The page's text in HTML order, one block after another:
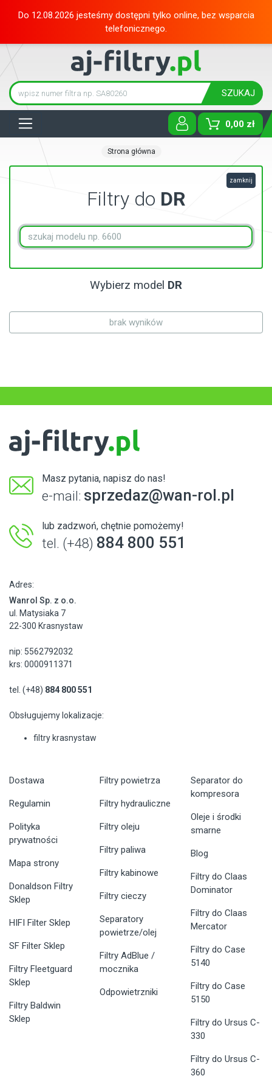
Do 12.08.2026 jesteśmy dostępni tylko online, bez wsparcia
telefonicznego.
SZUKAJ
0,00 zł
Strona główna
Filtry do DR
zamknij
Wybierz model DR
brak wyników
Masz pytania, napisz do nas!
e-mail: sprzedaz@wan-rol.pl
lub zadzwoń, chętnie pomożemy!
tel. (+48) 884 800 551
Adres:
Wanrol Sp. z o.o.
ul. Matysiaka 7
22-300 Krasnystaw
nip: 5562792032
krs: 0000911371
tel. (+48) 884 800 551
Obsługujemy lokalizacje:
filtry krasnystaw
Dostawa
Regulamin
Polityka
prywatności
Mapa strony
Donaldson Filtry
Sklep
HIFI Filter Sklep
SF Filter Sklep
Filtry Fleetguard
Sklep
Filtry Baldwin
Sklep
Filtry powietrza
Filtry hydrauliczne
Filtry oleju
Filtry paliwa
Filtry kabinowe
Filtry cieczy
Separatory
powietrze/olej
Filtry AdBlue /
mocznika
Odpowietrzniki
Separator do
kompresora
Oleje i środki
smarne
Blog
Filtry do Claas
Dominator
Filtry do Claas
Mercator
Filtry do Case
5140
Filtry do Case
5150
Filtry do Ursus C-
330
Filtry do Ursus C-
360